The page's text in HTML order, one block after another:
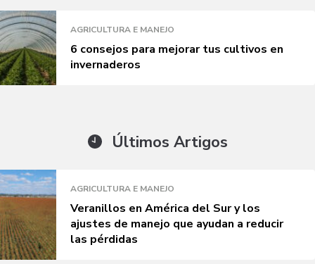
AGRICULTURA E MANEJO
6 consejos para mejorar tus cultivos en
invernaderos
Últimos Artigos
AGRICULTURA E MANEJO
Veranillos en América del Sur y los
ajustes de manejo que ayudan a reducir
las pérdidas